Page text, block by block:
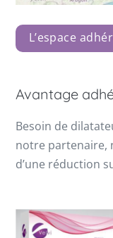
L’espace
Avantage
Besoin de
notre partenaire,
d’une réduction